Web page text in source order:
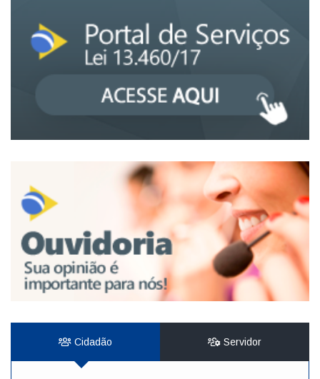
Cidadão Servidor